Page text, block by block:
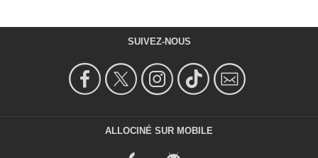
SUIVEZ-NOUS
ALLOCINÉ SUR MOBILE